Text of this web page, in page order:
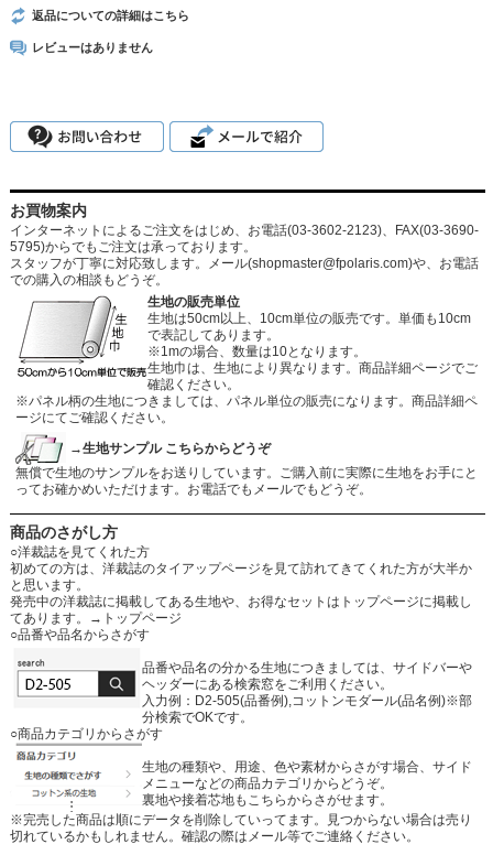
返品についての詳細はこちら
レビューはありません
お買物案内
インターネットによるご注文をはじめ、お電話(03-3602-2123)、FAX(03-3690-
5795)からでもご注文は承っております。
スタッフが丁寧に対応致します。メール(shopmaster@fpolaris.com)や、お電話
での購入の相談もどうぞ。
生地の販売単位
生地は50cm以上、10cm単位の販売です。単価も10cm
で表記してあります。
※1mの場合、数量は10となります。
生地巾は、生地により異なります。商品詳細ページでご
確認ください。
※パネル柄の生地につきましては、パネル単位の販売になります。商品詳細ペ
ージにてご確認ください。
→生地サンプル こちらからどうぞ
無償で生地のサンプルをお送りしています。ご購入前に実際に生地をお手にと
ってお確かめいただけます。お電話でもメールでもどうぞ。
商品のさがし方
○洋裁誌を見てくれた方
初めての方は、洋裁誌のタイアップページを見て訪れてきてくれた方が大半か
と思います。
発売中の洋裁誌に掲載してある生地や、お得なセットはトップページに掲載し
てあります。
→トップページ
○品番や品名からさがす
品番や品名の分かる生地につきましては、サイドバーや
ヘッダーにある検索窓をご利用ください。
入力例：D2-505(品番例),コットンモダール(品名例)※部
分検索でOKです。
○商品カテゴリからさがす
生地の種類や、用途、色や素材からさがす場合、サイド
メニューなどの商品カテゴリからどうぞ。
裏地や接着芯地もこちらからさがせます。
※完売した商品は順にデータを削除していってます。見つからない場合は売り
切れているかもしれません。確認の際はメール等でご連絡ください。